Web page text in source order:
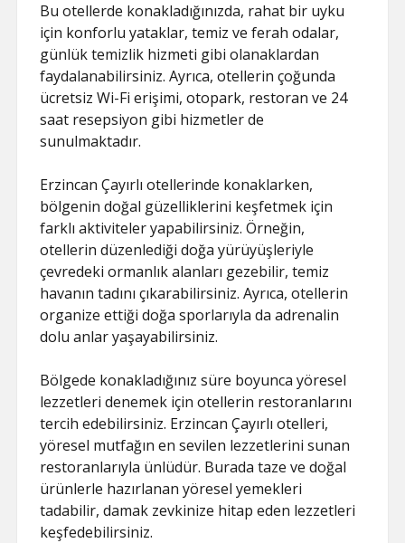
SAYFA LISTESI
Bu otellerde konakladığınızda, rahat bir uyku
için konforlu yataklar, temiz ve ferah odalar,
günlük temizlik hizmeti gibi olanaklardan
faydalanabilirsiniz. Ayrıca, otellerin çoğunda
ücretsiz Wi-Fi erişimi, otopark, restoran ve 24
saat resepsiyon gibi hizmetler de
sunulmaktadır.
Erzincan Çayırlı otellerinde konaklarken,
bölgenin doğal güzelliklerini keşfetmek için
farklı aktiviteler yapabilirsiniz. Örneğin,
otellerin düzenlediği doğa yürüyüşleriyle
çevredeki ormanlık alanları gezebilir, temiz
havanın tadını çıkarabilirsiniz. Ayrıca, otellerin
organize ettiği doğa sporlarıyla da adrenalin
dolu anlar yaşayabilirsiniz.
Bölgede konakladığınız süre boyunca yöresel
lezzetleri denemek için otellerin restoranlarını
tercih edebilirsiniz. Erzincan Çayırlı otelleri,
yöresel mutfağın en sevilen lezzetlerini sunan
restoranlarıyla ünlüdür. Burada taze ve doğal
ürünlerle hazırlanan yöresel yemekleri
tadabilir, damak zevkinize hitap eden lezzetleri
keşfedebilirsiniz.